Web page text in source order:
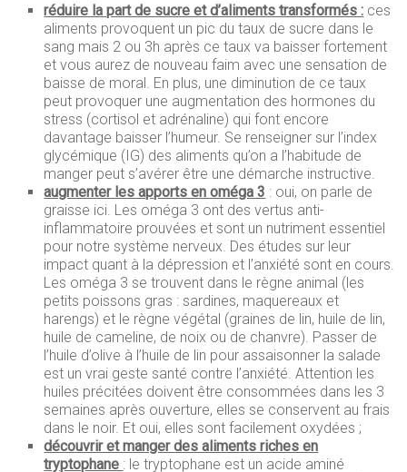
réduire la part de sucre et d’aliments transformés : ces
aliments provoquent un pic du taux de sucre dans le
sang mais 2 ou 3h après ce taux va baisser fortement
et vous aurez de nouveau faim avec une sensation de
baisse de moral. En plus, une diminution de ce taux
peut provoquer une augmentation des hormones du
stress (cortisol et adrénaline) qui font encore
davantage baisser l’humeur. Se renseigner sur l’index
glycémique (IG) des aliments qu’on a l’habitude de
manger peut s’avérer être une démarche instructive.
augmenter les apports en oméga 3 : oui, on parle de
graisse ici. Les oméga 3 ont des vertus anti-
inflammatoire prouvées et sont un nutriment essentiel
pour notre système nerveux. Des études sur leur
impact quant à la dépression et l’anxiété sont en cours.
Les oméga 3 se trouvent dans le règne animal (les
petits poissons gras : sardines, maquereaux et
harengs) et le règne végétal (graines de lin, huile de lin,
huile de cameline, de noix ou de chanvre). Passer de
l’huile d’olive à l’huile de lin pour assaisonner la salade
est un vrai geste santé contre l’anxiété. Attention les
huiles précitées doivent être consommées dans les 3
semaines après ouverture, elles se conservent au frais
dans le noir. Et oui, elles sont facilement oxydées ;
découvrir et manger des aliments riches en
tryptophane : le tryptophane est un acide aminé